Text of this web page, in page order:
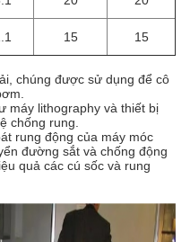
15 15
chúng được sử dụng để cô
máy lithography và thiết bị
chống rung.
rung động của máy móc
đường sắt và chống động
quả các cú sốc và rung